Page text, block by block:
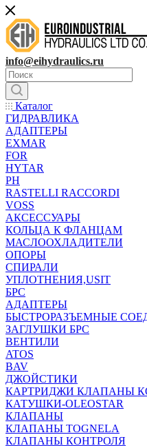
info@eihydraulics.ru
Каталог
ГИДРАВЛИКА
АДАПТЕРЫ
EXMAR
FOR
HYTAR
PH
RASTELLI RACCORDI
VOSS
АКСЕССУАРЫ
КОЛЬЦА К ФЛАНЦАМ
МАСЛООХЛАДИТЕЛИ
ОПОРЫ
СПИРАЛИ
УПЛОТНЕНИЯ,USIT
БРС
АДАПТЕРЫ
БЫСТРОРАЗЪЕМНЫЕ
ЗАГЛУШКИ БРС
ВЕНТИЛИ
ATOS
BAV
ДЖОЙСТИКИ
КАРТРИДЖИ КЛАПАНЫ
КАТУШКИ-OLEOSTAR
КЛАПАНЫ
КЛАПАНЫ TOGNELA
КЛАПАНЫ КОНТРОЛЯ